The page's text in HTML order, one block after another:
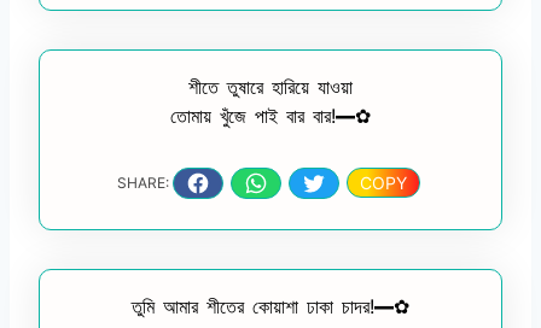
শীতে তুষারে হারিয়ে যাওয়া
তোমায় খুঁজে পাই বার বার!━✿
SHARE: COPY
তুমি আমার শীতের কোয়াশা ঢাকা চাদর!━✿